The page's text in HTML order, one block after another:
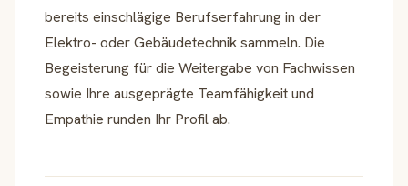
bereits einschlägige Berufserfahrung in der
Elektro- oder Gebäudetechnik sammeln. Die
Begeisterung für die Weitergabe von Fachwissen
sowie Ihre ausgeprägte Teamfähigkeit und
Empathie runden Ihr Profil ab.